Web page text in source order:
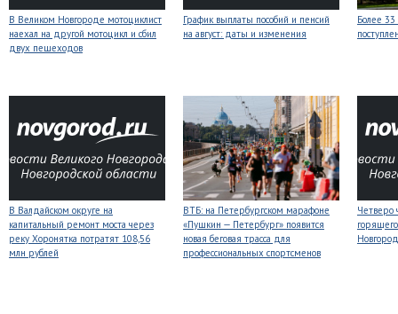
В Великом Новгороде мотоциклист
наехал на другой мотоцикл и сбил
двух пешеходов
График выплаты пособий и пенсий
на август: даты и изменения
Более 33
В Валдайском округе на
капитальный ремонт моста через
реку Хоронятка потратят 108,56
млн рублей
ВТБ: на Петербургском марафоне
«Пушкин — Петербург» появится
новая беговая трасса для
профессиональных спортсменов
Четверо